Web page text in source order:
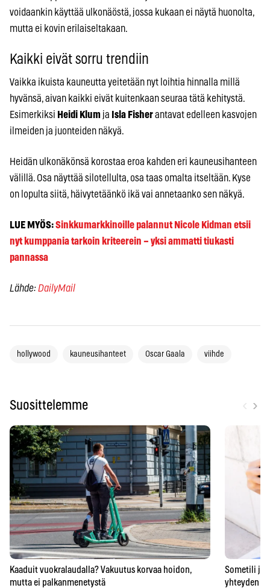
voidaankin käyttää ulkonäöstä, jossa kukaan ei näytä huonolta,
mutta ei kovin erilaiseltakaan.
Kaikki eivät sorru trendiin
Vaikka ikuista kauneutta yeitetään nyt loihtia hinnalla millä
hyvänsä, aivan kaikki eivät kuitenkaan seuraa tätä kehitystä.
Esimerkiksi Heidi Klum ja Isla Fisherantavat edelleen kasvojen
ilmeiden ja juonteiden näkyä.
Heidän ulkonäkönsä korostaa eroa kahden eri kauneusihanteen
välillä. Osa näyttää silotellulta, osa taas omalta itseltään. Kyse
on lopulta siitä, häivytetäänkö ikä vai annetaanko sen näkyä.
LUE MYÖS:Sinkkumarkkinoille palannut Nicole Kidman etsii
nyt kumppania tarkoin kriteerein – yksi ammatti tiukasti
pannassa
Lähde:DailyMail
hollywood kauneusihanteet Oscar Gaala viihde
Suosittelemme ›
Kaaduit vuokralaudalla? Vakuutus korvaa hoidon,
mutta ei palkanmenetystä
Sometili jo
yhteyden